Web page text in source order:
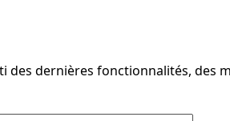
des dernières fonctionnalités, des